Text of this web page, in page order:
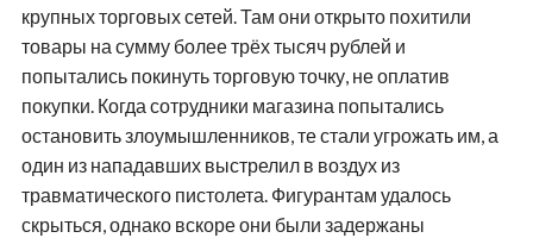
крупных торговых сетей. Там они открыто похитили
товары на сумму более трёх тысяч рублей и
попытались покинуть торговую точку, не оплатив
покупки. Когда сотрудники магазина попытались
остановить злоумышленников, те стали угрожать им, а
один из нападавших выстрелил в воздух из
травматического пистолета. Фигурантам удалось
скрыться, однако вскоре они были задержаны